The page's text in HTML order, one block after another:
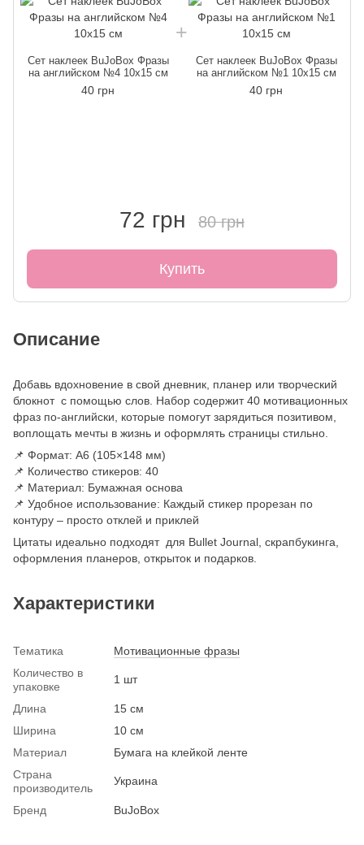
Сет наклеек BuJoBox Фразы
на английском №4 10х15 см
40 грн
Сет наклеек BuJoBox Фразы
на английском №1 10х15 см
40 грн
72 грн 80 грн
Купить
Описание
Добавь вдохновение в свой дневник, планер или творческий
блокнот с помощью слов. Набор содержит 40 мотивационных
фраз по-английски, которые помогут зарядиться позитивом,
воплощать мечты в жизнь и оформлять страницы стильно.
📌 Формат: А6 (105×148 мм)
📌 Количество стикеров: 40
📌 Материал: Бумажная основа
📌 Удобное использование: Каждый стикер прорезан по
контуру – просто отклей и приклей
Цитаты идеально подходят для Bullet Journal, скрапбукинга,
оформления планеров, открыток и подарков.
Характеристики
Тематика
Мотивационные фразы
Количество в
упаковке
1 шт
Длина
15 см
Ширина
10 см
Материал
Бумага на клейкой ленте
Страна
производитель
Украина
Бренд BuJoBox